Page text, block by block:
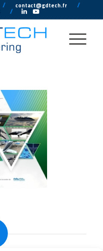
//--- contact@gdtech.fr //--
---// ---